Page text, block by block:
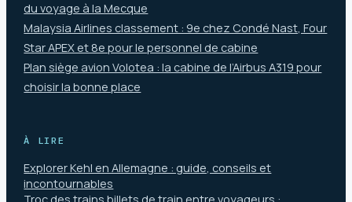
du voyage à la Mecque
Malaysia Airlines classement : 9e chez Condé Nast, Four
Star APEX et 8e pour le personnel de cabine
Plan siège avion Volotea : la cabine de l’Airbus A319 pour
choisir la bonne place
À LIRE
Explorer Kehl en Allemagne : guide, conseils et
incontournables